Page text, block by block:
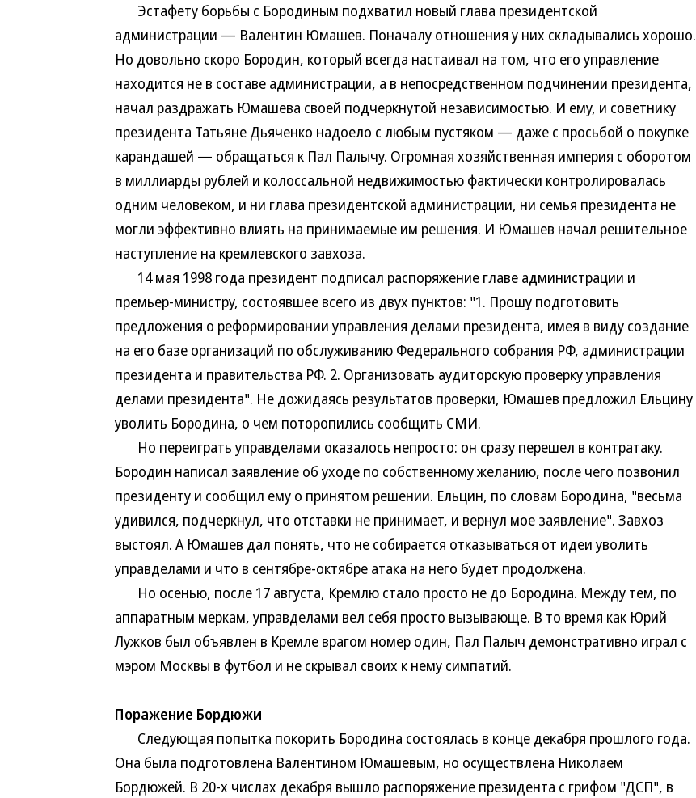
Эстафету борьбы с Бородиным подхватил новый глава президентской
администрации — Валентин Юмашев. Поначалу отношения у них складывались хорошо.
Но довольно скоро Бородин, который всегда настаивал на том, что его управление
находится не в составе администрации, а в непосредственном подчинении президента,
начал раздражать Юмашева своей подчеркнутой независимостью. И ему, и советнику
президента Татьяне Дьяченко надоело с любым пустяком — даже с просьбой о покупке
карандашей — обращаться к Пал Палычу. Огромная хозяйственная империя с оборотом
в миллиарды рублей и колоссальной недвижимостью фактически контролировалась
одним человеком, и ни глава президентской администрации, ни семья президента не
могли эффективно влиять на принимаемые им решения. И Юмашев начал решительное
наступление на кремлевского завхоза.
14 мая 1998 года президент подписал распоряжение главе администрации и
премьер-министру, состоявшее всего из двух пунктов: "1. Прошу подготовить
предложения о реформировании управления делами президента, имея в виду создание
на его базе организаций по обслуживанию Федерального собрания РФ, администрации
президента и правительства РФ. 2. Организовать аудиторскую проверку управления
делами президента". Не дожидаясь результатов проверки, Юмашев предложил Ельцину
уволить Бородина, о чем поторопились сообщить СМИ.
Но переиграть управделами оказалось непросто: он сразу перешел в контратаку.
Бородин написал заявление об уходе по собственному желанию, после чего позвонил
президенту и сообщил ему о принятом решении. Ельцин, по словам Бородина, "весьма
удивился, подчеркнул, что отставки не принимает, и вернул мое заявление". Завхоз
выстоял. А Юмашев дал понять, что не собирается отказываться от идеи уволить
управделами и что в сентябре-октябре атака на него будет продолжена.
Но осенью, после 17 августа, Кремлю стало просто не до Бородина. Между тем, по
аппаратным меркам, управделами вел себя просто вызывающе. В то время как Юрий
Лужков был объявлен в Кремле врагом номер один, Пал Палыч демонстративно играл с
мэром Москвы в футбол и не скрывал своих к нему симпатий.
Поражение Бордюжи
Следующая попытка покорить Бородина состоялась в конце декабря прошлого года.
Она была подготовлена Валентином Юмашевым, но осуществлена Николаем
Бордюжей. В 20-х числах декабря вышло распоряжение президента с грифом "ДСП", в